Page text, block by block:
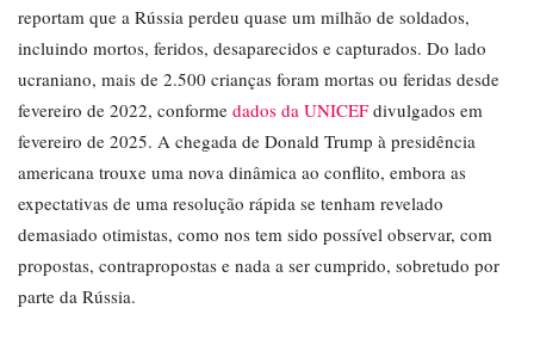
reportam que a Rússia perdeu quase um milhão de soldados,
incluindo mortos, feridos, desaparecidos e capturados. Do lado
ucraniano, mais de 2.500 crianças foram mortas ou feridas desde
fevereiro de 2022, conforme dados da UNICEFdivulgados em
fevereiro de 2025. A chegada de Donald Trump à presidência
americana trouxe uma nova dinâmica ao conflito, embora as
expectativas de uma resolução rápida se tenham revelado
demasiado otimistas, como nos tem sido possível observar, com
propostas, contrapropostas e nada a ser cumprido, sobretudo por
parte da Rússia.